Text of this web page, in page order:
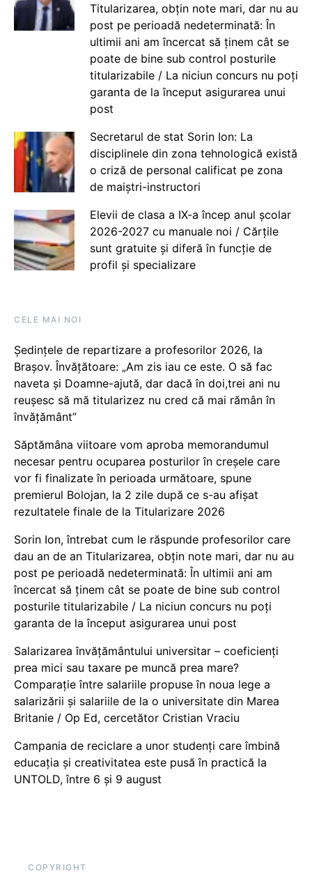
Titularizarea, obțin note mari, dar nu au
post pe perioadă nedeterminată: În
ultimii ani am încercat să ținem cât se
poate de bine sub control posturile
titularizabile / La niciun concurs nu poți
garanta de la început asigurarea unui
post
Secretarul de stat Sorin Ion: La
disciplinele din zona tehnologică există
o criză de personal calificat pe zona
de maiștri-instructori
Elevii de clasa a IX-a încep anul școlar
2026-2027 cu manuale noi / Cărțile
sunt gratuite și diferă în funcție de
profil și specializare
CELE MAI NOI
Ședințele de repartizare a profesorilor 2026, la
Brașov. Învățătoare: „Am zis iau ce este. O să fac
naveta și Doamne-ajută, dar dacă în doi,trei ani nu
reușesc să mă titularizez nu cred că mai rămân în
învățământ”
Săptămâna viitoare vom aproba memorandumul
necesar pentru ocuparea posturilor în creșele care
vor fi finalizate în perioada următoare, spune
premierul Bolojan, la 2 zile după ce s-au afișat
rezultatele finale de la Titularizare 2026
Sorin Ion, întrebat cum le răspunde profesorilor care
dau an de an Titularizarea, obțin note mari, dar nu au
post pe perioadă nedeterminată: În ultimii ani am
încercat să ținem cât se poate de bine sub control
posturile titularizabile / La niciun concurs nu poți
garanta de la început asigurarea unui post
Salarizarea învățământului universitar – coeficienți
prea mici sau taxare pe muncă prea mare?
Comparație între salariile propuse în noua lege a
salarizării și salariile de la o universitate din Marea
Britanie / Op Ed, cercetător Cristian Vraciu
Campania de reciclare a unor studenți care îmbină
educația și creativitatea este pusă în practică la
UNTOLD, între 6 și 9 august
COPYRIGHT